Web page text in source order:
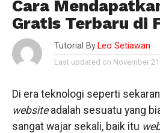
Cara
Gratis Terbaru di
Tutorial By Leo Setiawan
Last updated on November
Di era teknologi seperti
websiteadalah sesuatu yang
sangat wajar sekali, baik itu